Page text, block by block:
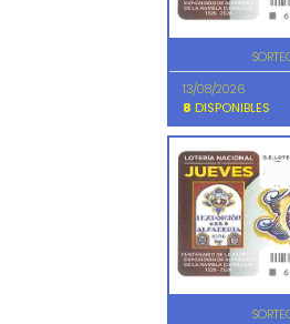
13/08/2026
8 DISPONIBLES